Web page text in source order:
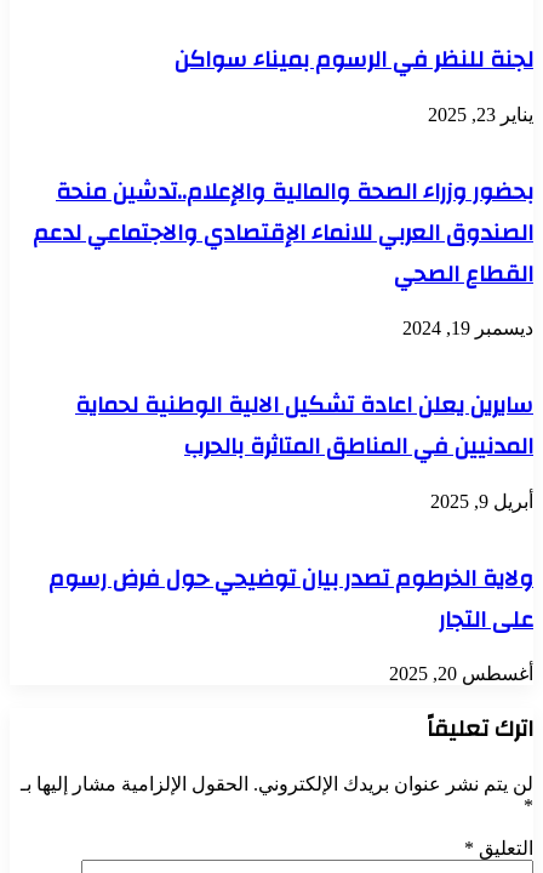
لجنة للنظر في الرسوم بميناء سواكن
يناير 23, 2025
بحضور وزراء الصحة والمالية والإعلام..تدشين منحة
الصندوق العربي للانماء الإقتصادي والاجتماعي لدعم
القطاع الصحي
ديسمبر 19, 2024
سايرين يعلن اعادة تشكيل الالية الوطنية لحماية
المدنيين في المناطق المتاثرة بالحرب
أبريل 9, 2025
ولاية الخرطوم تصدر بيان توضيحي حول فرض رسوم
على التجار
أغسطس 20, 2025
اترك تعليقاً
لن يتم نشر عنوان بريدك الإلكتروني. الحقول الإلزامية مشار إليها بـ
*
التعليق *